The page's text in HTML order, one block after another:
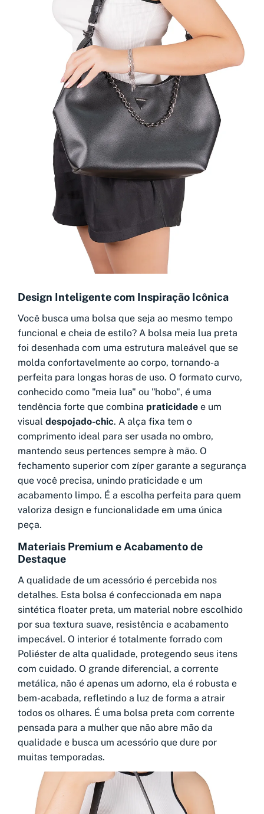
Design Inteligente com Inspiração Icônica
Você busca uma bolsa que seja ao mesmo tempo
funcional e cheia de estilo? A bolsa meia lua preta
foi desenhada com uma estrutura maleável que se
molda confortavelmente ao corpo, tornando-a
perfeita para longas horas de uso. O formato curvo,
conhecido como "meia lua" ou "hobo", é uma
tendência forte que combina praticidade e um
visual despojado-chic. A alça fixa tem o
comprimento ideal para ser usada no ombro,
mantendo seus pertences sempre à mão. O
fechamento superior com zíper garante a segurança
que você precisa, unindo praticidade e um
acabamento limpo. É a escolha perfeita para quem
valoriza design e funcionalidade em uma única
peça.
Materiais Premium e Acabamento de
Destaque
A qualidade de um acessório é percebida nos
detalhes. Esta bolsa é confeccionada em napa
sintética floater preta, um material nobre escolhido
por sua textura suave, resistência e acabamento
impecável. O interior é totalmente forrado com
Poliéster de alta qualidade, protegendo seus itens
com cuidado. O grande diferencial, a corrente
metálica, não é apenas um adorno, ela é robusta e
bem-acabada, refletindo a luz de forma a atrair
todos os olhares. É uma bolsa preta com corrente
pensada para a mulher que não abre mão da
qualidade e busca um acessório que dure por
muitas temporadas.